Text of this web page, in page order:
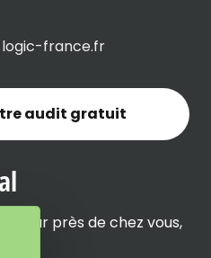
france.fr
audit gratuit
près de chez vous,
: